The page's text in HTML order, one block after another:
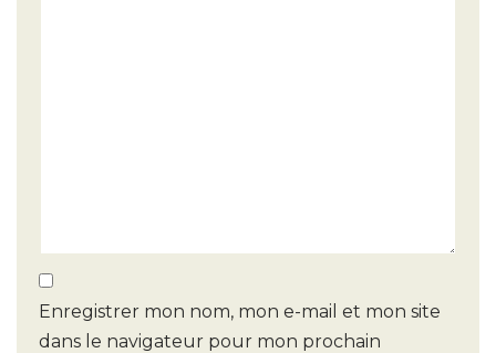
Enregistrer mon nom, mon e-mail et mon site
dans le navigateur pour mon prochain